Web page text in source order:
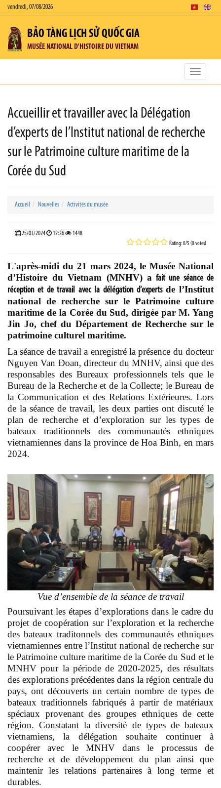
vendredi, 07/08/2026
BẢO TÀNG LỊCH SỬ QUỐC GIA
MUSÉE NATIONAL D'HISTOIRE DU VIETNAM
Toggle
Accueillir et travailler avec la Délégation
d’experts de l’Institut national de recherche
sur le Patrimoine culture maritime de la
Corée du Sud
Accueil Nouvelles Activités du musée
25/03/2024 12:26 1448
Rating: 0/5 (0 votes)
L'après-midi du 21 mars 2024, le Musée National
d’Histoire du Vietnam (MNHV) a fait une séance de
réception et de travail avec la délégation d'experts de l’Institut
national de recherche sur le Patrimoine culture
maritime de la Corée du Sud, dirigée par M. Yang
Jin Jo, chef du Département de Recherche sur le
patrimoine culturel maritime.
La séance de travail a enregistré la présence du docteur
Nguyen Van Đoan, directeur du MNHV, ainsi que des
responsables des Bureaux professionnels tels que le
Bureau de la Recherche et de la Collecte; le Bureau de
la Communication et des Relations Extérieures. Lors
de la séance de travail, les deux parties ont discuté le
plan de recherche et d’exploration sur les types de
bateaux traditionnels des communautés ethniques
vietnamiennes dans la province de Hoa Binh, en mars
2024.
Vue d’ensemble de la séance de travail
Poursuivant les étapes d’explorations dans le cadre du
projet de coopération sur l’exploration et la recherche
des bateaux traditonnels des communautés ethniques
vietnamiennes entre l’Institut national de recherche sur
le Patrimoine culture maritime de la Corée du Sud et le
MNHV pour la période de 2020-2025, des résultats
des explorations précédentes dans la région centrale du
pays, ont découverts un certain nombre de types de
bateaux traditionnels fabriqués à partir de matériaux
spéciaux provenant des groupes ethniques de cette
région. Constatant la diversité de types de bateaux
vietnamiens, la délégation souhaite continuer à
coopérer avec le MNHV dans le processus de
recherche et de développement du plan ainsi que
maintenir les relations partenaires à long terme et
durables.